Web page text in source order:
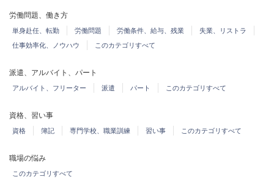
労働問題、働き方
単身赴任、転勤 労働問題 労働条件、給与、残業
失業、リストラ
仕事効率化、ノウハウ
このカテゴリすべて
派遣、アルバイト、パート
アルバイト、フリーター 派遣 パート このカテゴリすべて
資格、習い事
資格 簿記 専門学校、職業訓練 習い事 このカテゴリすべて
職場の悩み
このカテゴリすべて